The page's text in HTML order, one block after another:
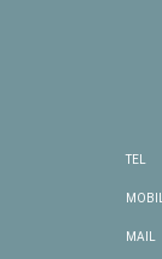
TEL
MAIL